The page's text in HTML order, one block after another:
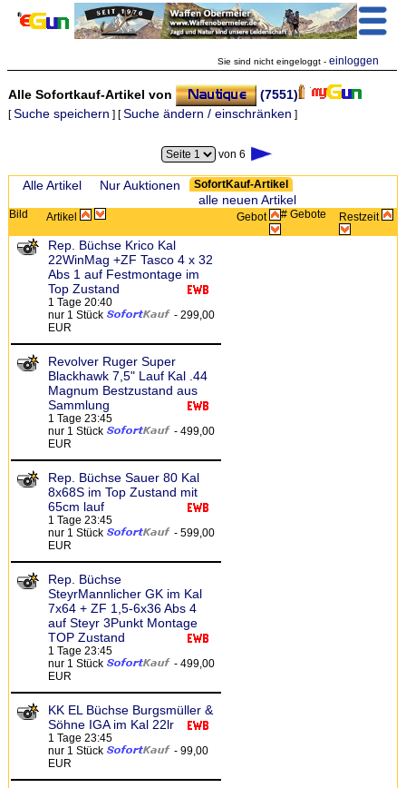
Sie sind nicht eingeloggt - einloggen
Alle Sofortkauf-Artikel von (7551)
[Suche speichern ] [Suche ändern / einschränken ]
von 6
Alle Artikel Nur Auktionen SofortKauf-Artikel
alle neuen Artikel
Bild Artikel Gebot # Gebote Restzeit
Rep. Büchse Krico Kal
22WinMag +ZF Tasco 4 x 32
Abs 1 auf Festmontage im
Top Zustand
1 Tage 20:40
nur 1 Stück
- 299,00
EUR
Revolver Ruger Super
Blackhawk 7,5" Lauf Kal .44
Magnum Bestzustand aus
Sammlung
1 Tage 23:45
nur 1 Stück
- 499,00
EUR
Rep. Büchse Sauer 80 Kal
8x68S im Top Zustand mit
65cm lauf
1 Tage 23:45
nur 1 Stück
- 599,00
EUR
Rep. Büchse
SteyrMannlicher GK im Kal
7x64 + ZF 1,5-6x36 Abs 4
auf Steyr 3Punkt Montage
TOP Zustand
1 Tage 23:45
nur 1 Stück
- 499,00
EUR
KK EL Büchse Burgsmüller &
Söhne IGA im Kal 22lr
1 Tage 23:45
nur 1 Stück
- 99,00
EUR